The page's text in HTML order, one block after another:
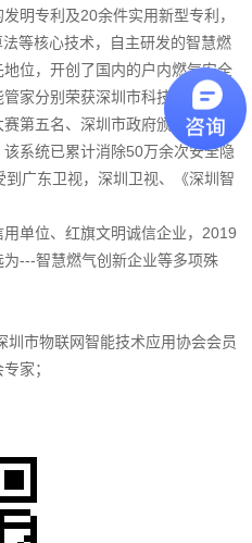
明专利及20余件实用新型专利，
等核心技术，自主研发的智慧燃
位，开创了国内的户内燃气安全
管家分别荣获深圳市科技计划项
第五名、深圳市政府颁发的优秀
系统已累计消除50万余次安全隐
到广东卫视，深圳卫视、《深圳智
单位、红旗文明诚信企业，2019
---智慧燃气创新企业等多项殊
市物联网智能技术应用协会会员
家；